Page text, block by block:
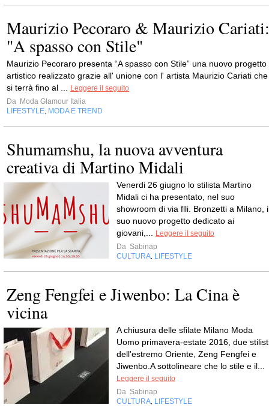
Maurizio Pecoraro & Maurizio Cariati:
"A spasso con Stile"
Maurizio Pecoraro presenta “A spasso con Stile” una nuovo progetto
artistico realizzato grazie all' unione con l' artista Maurizio Cariati che
si terrà fino al ...
Leggere il seguito
Da Moda Glamour Italia
LIFESTYLE MODA E TREND
Shumamshu, la nuova avventura
creativa di Martino Midali
Venerdi 26 giugno lo stilista Martino
Midali ci ha presentato, nel suo
showroom di via flli. Bronzetti a Milano,
suo nuovo progetto dedicato ai
giovani,...
Leggere il seguito
Da Sabinap
CULTURA LIFESTYLE
Zeng Fengfei e Jiwenbo: La Cina è
vicina
A chiusura delle sfilate Milano Moda
Uomo primavera-estate 2016, due
dell'estremo Oriente, Zeng Fengfei e
Jiwenbo.A sottolineare che lo stile e il...
Leggere il seguito
Da Sabinap
CULTURA LIFESTYLE